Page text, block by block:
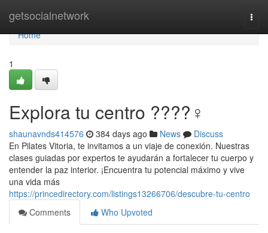
getsocialnetwork
Home
Home
1
Explora tu centro ????‍♀️
shaunavnds414576 384 days ago News
Discuss
En Pilates Vitoria, te invitamos a un viaje de conexión. Nuestras
clases guiadas por expertos te ayudarán a fortalecer tu cuerpo y
entender la paz interior. ¡Encuentra tu potencial máximo y vive
una vida más
https://princedirectory.com/listings13266706/descubre-tu-centro
Comments
Who Upvoted